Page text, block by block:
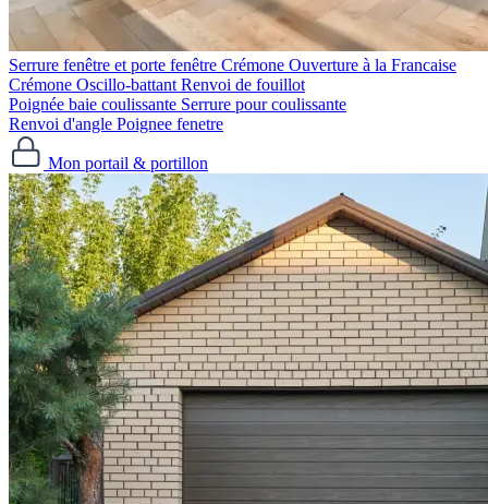
Serrure fenêtre et porte fenêtre Crémone Ouverture à la Francaise
Crémone Oscillo-battant Renvoi de fouillot
Poignée baie coulissante Serrure pour coulissante
Renvoi d'angle Poignee fenetre
Mon portail & portillon